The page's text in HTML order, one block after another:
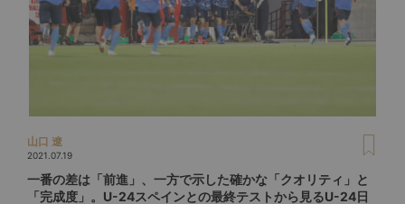
山口 遼
2021.07.19
一番の差は「前進」、一方で示した確かな「クオリティ」と
「完成度」。U-24スペインとの最終テストから見るU-24日